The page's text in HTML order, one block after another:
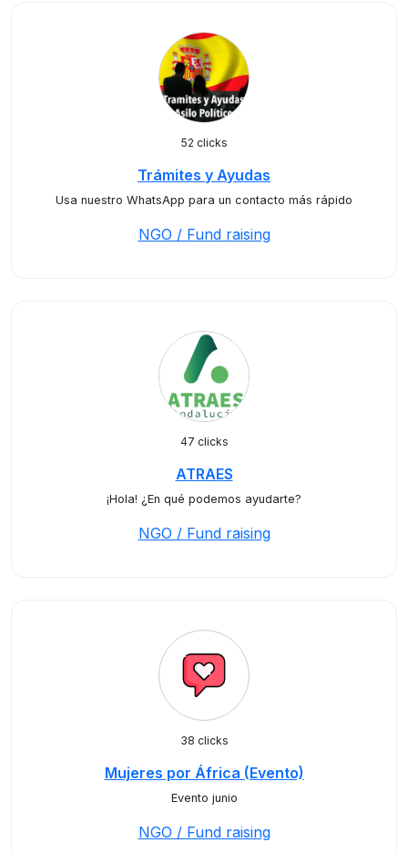
52 clicks
Trámites y Ayudas
Usa nuestro WhatsApp para un contacto más rápido
NGO / Fund raising
47 clicks
ATRAES
¡Hola! ¿En qué podemos ayudarte?
NGO / Fund raising
38 clicks
Mujeres por África (Evento)
Evento junio
NGO / Fund raising